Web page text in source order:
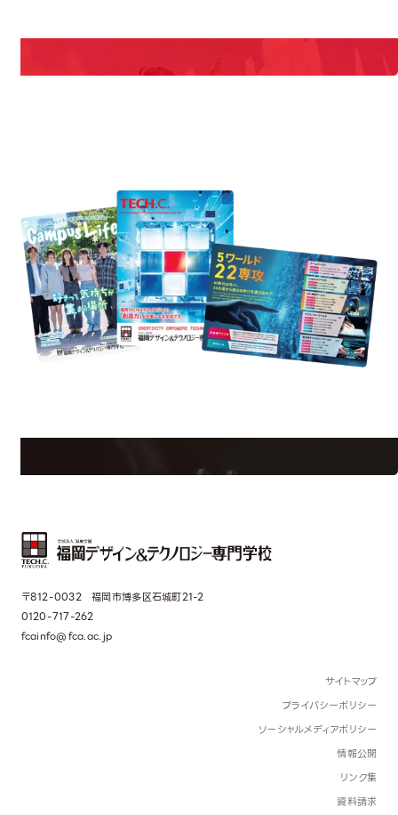
Information
〒812-0032 福岡市博多区石城町21-2
0120-717-262
fcainfo@fca.ac.jp
サイトマップ
プライバシーポリシー
ソーシャルメディアポリシー
情報公開
リンク集
資料請求